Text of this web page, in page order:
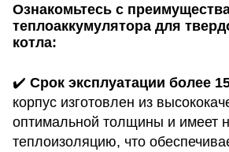
Ознакомьтесь с
теплоаккумулятора для
котла:
✔️ Срок эксплуатации более
корпус изготовлен из
оптимальной толщины и имеет
теплоизоляцию, что